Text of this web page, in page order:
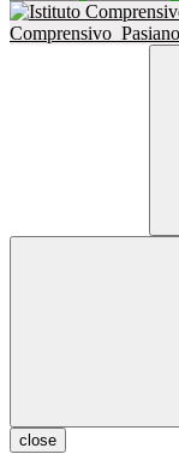
Comprensivo
close